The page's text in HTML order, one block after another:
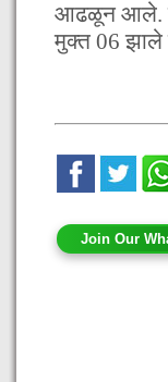
आढळून आले.
मुक्त 06 झाले
Join Our